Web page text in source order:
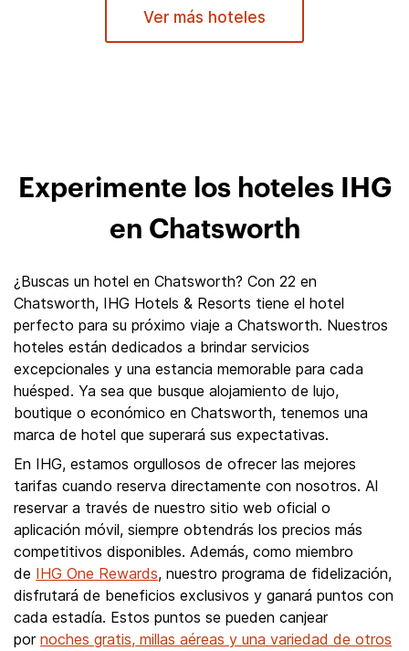
Ver más hoteles
Experimente los hoteles IHG
en Chatsworth
¿Buscas un hotel en Chatsworth? Con 22 en
Chatsworth, IHG Hotels & Resorts tiene el hotel
perfecto para su próximo viaje a Chatsworth. Nuestros
hoteles están dedicados a brindar servicios
excepcionales y una estancia memorable para cada
huésped. Ya sea que busque alojamiento de lujo,
boutique o económico en Chatsworth, tenemos una
marca de hotel que superará sus expectativas.
En IHG, estamos orgullosos de ofrecer las mejores
tarifas cuando reserva directamente con nosotros. Al
reservar a través de nuestro sitio web oficial o
aplicación móvil, siempre obtendrás los precios más
competitivos disponibles. Además, como miembro
de IHG One Rewards, nuestro programa de fidelización,
disfrutará de beneficios exclusivos y ganará puntos con
cada estadía. Estos puntos se pueden canjear
por noches gratis, millas aéreas y una variedad de otros